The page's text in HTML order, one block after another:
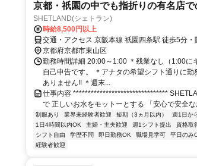
京都・祇園の中でも指折りの有名店で
SHETLAND(シェトラン)
時給8,500円以上
交通・アクセス 京阪本線 祇園四条駅 徒歩5分
京都府京都市東山区
勤務時間詳細 20:00～1:00 ＊残業なし（1:00に
自己申告です。 ＊アナタの希望シフト通りに
ありません!! ＊週末...
仕事内容 ********************************
で 正しいお水をモットーとする 「安心で安全
制服あり 業界未経験者歓迎 短期（3ヵ月以内） 週1日か
1日4時間以内OK
主婦・主夫歓迎 週1シフト提出 資格取
シフト自由
学歴不問 即日勤務OK 職場見学可 平日のみ
経験者歓迎